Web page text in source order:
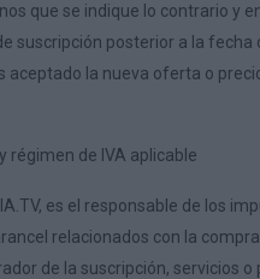
que se indique lo contrario y
suscripción posterior a la
aceptado la nueva oferta o
régimen de IVA aplicable
es el responsable de los
relacionados con la
de la suscripción, servicios